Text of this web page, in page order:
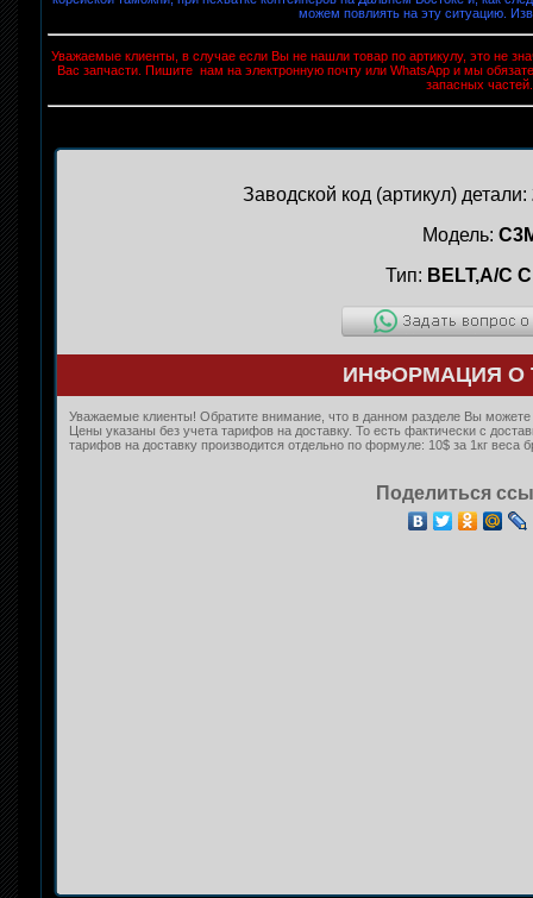
можем повлиять на эту ситуацию.
Уважаемые клиенты, в случае если Вы не нашли товар по артикулу, это не
Вас запчасти. Пишите нам на электронную почту или WhatsApp и мы
запасных частей.
Заводской код (артикул) детали:
Модель:
Тип: BELT,A/C
ИНФОРМАЦИЯ О
Уважаемые клиенты! Обратите внимание, что в данном разделе Вы можете
Цены указаны без учета тарифов на доставку. То есть фактически с
тарифов на доставку производится отдельно по формуле: 10$ за 1кг веса
Поделиться